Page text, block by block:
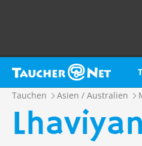
Tauchen Asien / Australien